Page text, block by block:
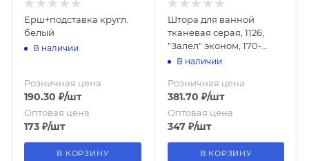
Ерш+подставка кругл.
белый
В наличии
Розничная цена
190.30 ₽/шт
Оптовая цена
173 ₽/шт
В КОРЗИНУ
Штора для ванной
тканевая серая, 1126,
"Залел" эконом, 170-
180*200
В наличии
Розничная цена
381.70 ₽/шт
Оптовая цена
347₽/шт
В КОРЗИНУ